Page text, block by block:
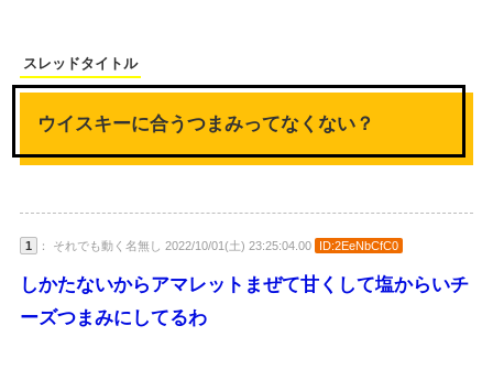
スレッドタイトル
ウイスキーに合うつまみってなくない？
1 ： それでも動く名無し 2022/10/01(土) 23:25:04.00 ID:2EeNbCfC0
しかたないからアマレットまぜて甘くして塩からいチ
ーズつまみにしてるわ